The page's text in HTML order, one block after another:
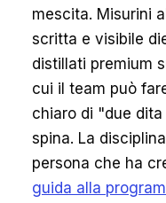
mescita. Misurini
scritta e visibile
distillati premium
cui il team può
chiaro di "due
spina. La
persona che ha
guida alla